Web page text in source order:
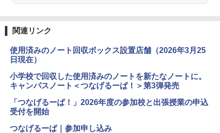
関連リンク
使用済みのノート回収ボックス設置店舗（2026年3月25
日現在）
小学校で回収した使用済みのノートを新たなノートに。
キャンパスノート＜つなげるーぱ！＞第3弾発売
「つなげるーぱ！」2026年度の参加校と出張授業の申込
受付を開始
つなげるーぱ｜参加申し込み